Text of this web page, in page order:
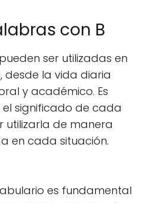
con B
ser utilizadas en
desde la vida diaria
y académico. Es
significado de cada
de manera
en cada situación.
es fundamental